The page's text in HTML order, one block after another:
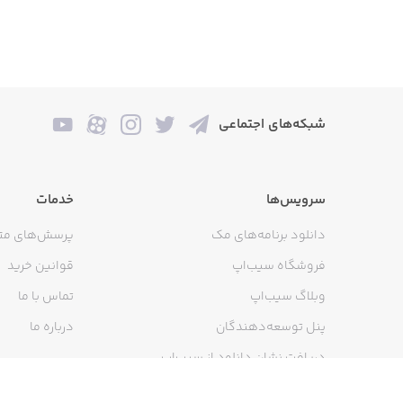
slow, knockback, stun, and more!
شبکه‌های اجتماعی
سرویس‌ها
دانلود برنامه‌های مک
فروشگاه سیب‌اپ
وبلاگ سیب‌اپ
پنل توسعه‌دهندگان
دریافت نشان دانلود از سیب‌اپ
خدمات
پرسش‌های
قوانین خرید
تماس با ما
درباره ما